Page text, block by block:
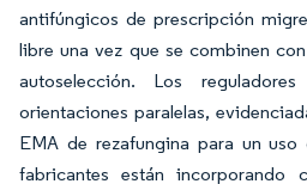
antifúngicos de prescripción
libre una vez que se combinen
autoselección. Los
orientaciones paralelas,
EMA de rezafungina para un
fabricantes están incorporando